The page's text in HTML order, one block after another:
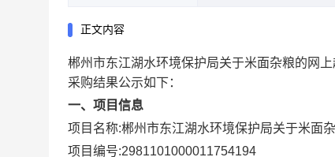
正文内容
郴州市东江湖水环境保护局关于米面杂粮的网上
采购结果公示如下：
一、项目信息
项目名称:郴州市东江湖水环境保护局关于米面
项目编号:2981101000011754194